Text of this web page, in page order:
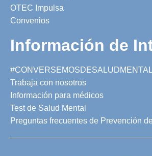
OTEC Impulsa
Convenios
Información de
#CONVERSEMOSDESALUDMENTAL
Trabaja con nosotros
Información para médicos
Test de Salud Mental
Preguntas frecuentes de Prevención